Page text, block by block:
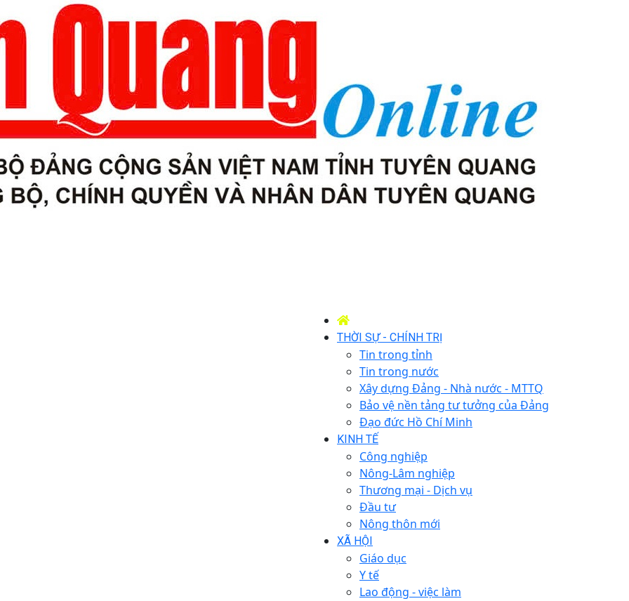
THỜI SỰ - CHÍNH TRỊ
Tin trong tỉnh
Tin trong nước
Xây dựng Đảng - Nhà nước - MTTQ
Bảo vệ nền tảng tư tưởng của Đảng
Đạo đức Hồ Chí Minh
KINH TẾ
Công nghiệp
Nông-Lâm nghiệp
Thương mại - Dịch vụ
Đầu tư
Nông thôn mới
XÃ HỘI
Giáo dục
Y tế
Lao động - việc làm